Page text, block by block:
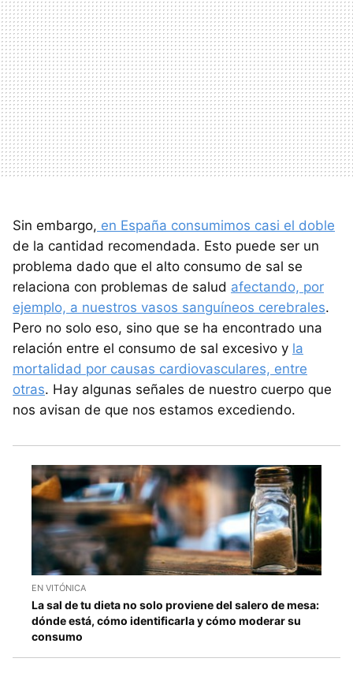
Sin embargo, en España consumimos casi el doble
de la cantidad recomendada. Esto puede ser un
problema dado que el alto consumo de sal se
relaciona con problemas de salud afectando, por
ejemplo, a nuestros vasos sanguíneos cerebrales.
Pero no solo eso, sino que se ha encontrado una
relación entre el consumo de sal excesivo y la
mortalidad por causas cardiovasculares, entre
otras. Hay algunas señales de nuestro cuerpo que
nos avisan de que nos estamos excediendo.
EN VITÓNICA
La sal de tu dieta no solo proviene del salero de mesa:
dónde está, cómo identificarla y cómo moderar su
consumo